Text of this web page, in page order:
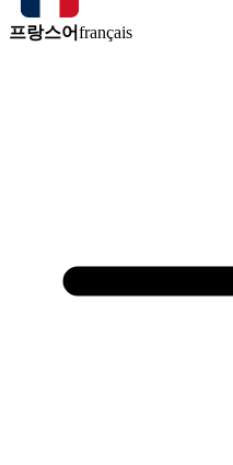
프랑스어français